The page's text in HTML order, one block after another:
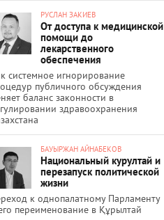
РУСЛАН ЗАКИЕВ
От доступа к медицинской
помощи до
лекарственного
обеспечения
системное игнорирование
публичного обсуждения
баланс законности в
здравоохранения
БАУЫРЖАН АЙНАБЕКОВ
Национальный курултай и
перезапуск политической
жизни
к однопалатному Парламенту
переименование в Құрылтай